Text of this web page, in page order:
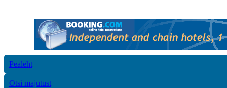
Pealeht
Otsi majutust